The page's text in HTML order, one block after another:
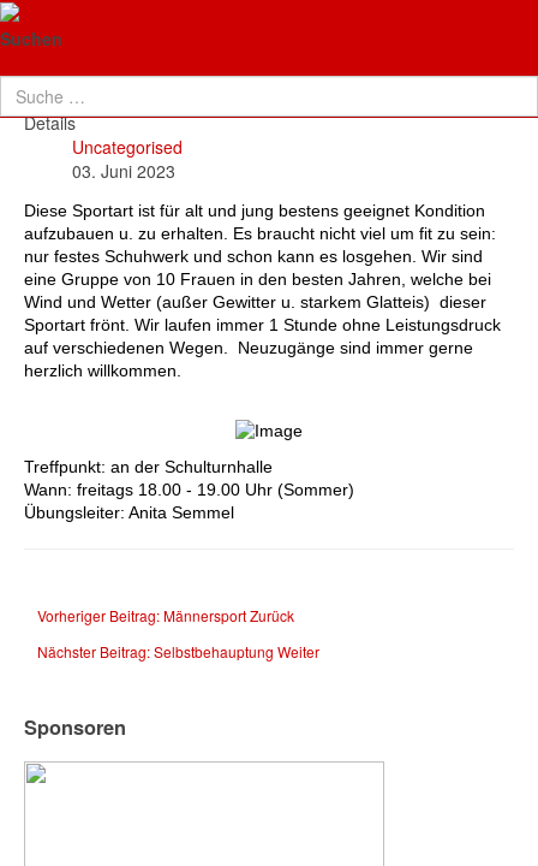
Suchen
Walking
Details
Uncategorised
03. Juni 2023
Diese Sportart ist für alt und jung bestens geeignet Kondition
aufzubauen u. zu erhalten. Es braucht nicht viel um fit zu sein:
nur festes Schuhwerk und schon kann es losgehen. Wir sind
eine Gruppe von 10 Frauen in den besten Jahren, welche bei
Wind und Wetter (außer Gewitter u. starkem Glatteis) dieser
Sportart frönt. Wir laufen immer 1 Stunde ohne Leistungsdruck
auf verschiedenen Wegen. Neuzugänge sind immer gerne
herzlich willkommen.
Treffpunkt: an der Schulturnhalle
Wann: freitags 18.00 - 19.00 Uhr (Sommer)
Übungsleiter: Anita Semmel
Vorheriger Beitrag: MännersportZurück
Nächster Beitrag: Selbstbehauptung Weiter
Sponsoren